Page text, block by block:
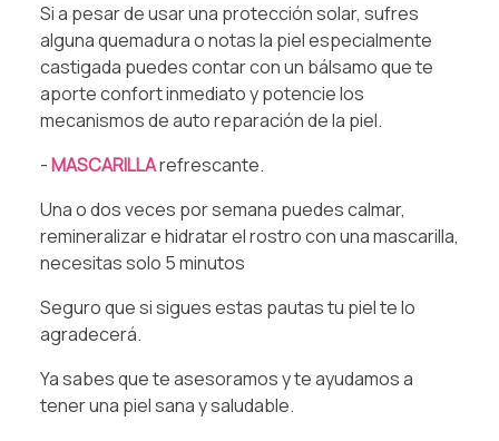
Si a pesar de usar una protección solar, sufres
alguna quemadura o notas la piel especialmente
castigada puedes contar con un bálsamo que te
aporte confort inmediato y potencie los
mecanismos de auto reparación de la piel.⁠
⁠-MASCARILLArefrescante.⁠
Una o dos veces por semana puedes calmar,
remineralizar e hidratar el rostro con una mascarilla,
necesitas solo 5 minutos⁠
⁠Seguro que si sigues estas pautas tu piel te lo
agradecerá.
Ya sabes que te asesoramos y te ayudamos a
tener una piel sana y saludable.